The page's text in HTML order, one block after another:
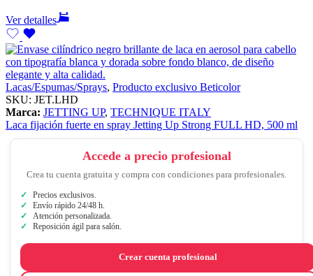
Ver detalles
Lacas/Espumas/Sprays, Producto exclusivo Beticolor
SKU: JET.LHD
Marca: JETTING UP, TECHNIQUE ITALY
Laca fijación fuerte en spray Jetting Up Strong FULL HD, 500 ml
Accede a precio profesional
Crea tu cuenta gratuita y compra con condiciones para profesionales.
Precios exclusivos.
Envío rápido 24/48 h.
Atención personalizada.
Reposición ágil para salón.
Crear cuenta profesional